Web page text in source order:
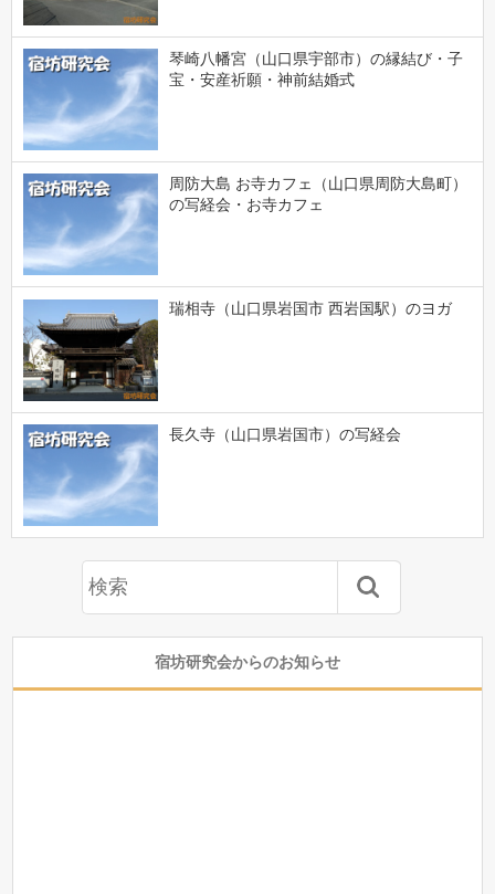
琴崎八幡宮（山口県宇部市）の縁結び・子
宝・安産祈願・神前結婚式
周防大島 お寺カフェ（山口県周防大島町）
の写経会・お寺カフェ
瑞相寺（山口県岩国市 西岩国駅）のヨガ
長久寺（山口県岩国市）の写経会
宿坊研究会からのお知らせ